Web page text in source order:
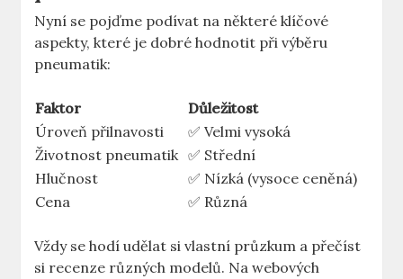
Nyní se pojďme podívat na některé klíčové
aspekty, které je dobré hodnotit při výběru
pneumatik:
Faktor
Důležitost
Úroveň přilnavosti
✅ Velmi vysoká
Životnost pneumatik ✅ Střední
Hlučnost
✅ Nízká (vysoce ceněná)
Cena
✅ Různá
Vždy se hodí udělat si vlastní průzkum a přečíst
si recenze různých modelů. Na webových